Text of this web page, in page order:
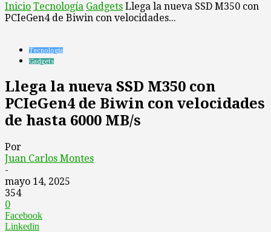
Inicio Tecnología Gadgets Llega la nueva SSD M350 con
PCIeGen4 de Biwin con velocidades...
Tecnología
Gadgets
Llega la nueva SSD M350 con
PCIeGen4 de Biwin con velocidades
de hasta 6000 MB/s
Por
Juan Carlos Montes
-
mayo 14, 2025
354
0
Facebook
Linkedin